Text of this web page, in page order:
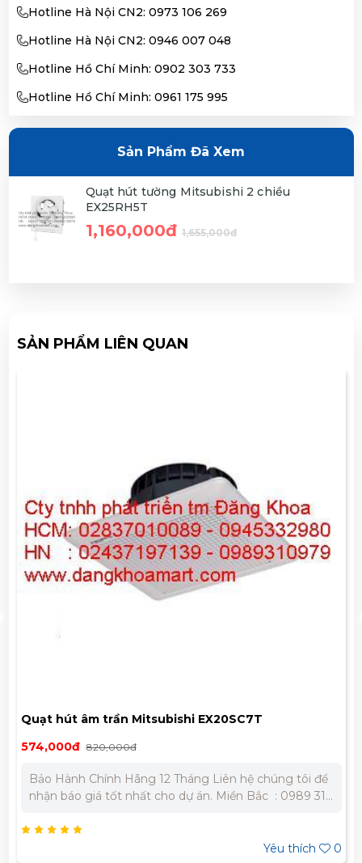
Hotline Hà Nội CN2: 0973 106 269
Hotline Hà Nội CN2: 0946 007 048
Hotline Hồ Chí Minh: 0902 303 733
Hotline Hồ Chí Minh: 0961 175 995
Sản Phẩm Đã Xem
Quạt hút tường Mitsubishi 2 chiều
EX25RH5T
1,160,000đ 1,655,000đ
SẢN PHẨM LIÊN QUAN
Quạt hút âm trần Mitsubishi EX20SC7T
574,000đ 820,000đ
Bảo Hành Chính Hãng 12 Tháng Liên hệ chúng tôi để
nhận báo giá tốt nhất cho dự án. Miền Bắc : 0989 310
332 980
Yêu thích
0